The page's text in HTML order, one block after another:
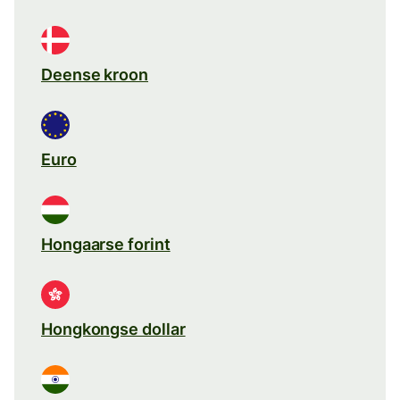
Deense kroon
Euro
Hongaarse forint
Hongkongse dollar